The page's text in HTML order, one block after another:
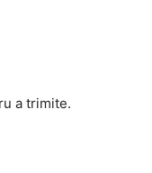
a trimite.